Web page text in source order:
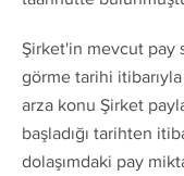
Şirket'in mevcut pay
görme tarihi
arza konu Şirket
başladığı tarihten
dolaşımdaki pay